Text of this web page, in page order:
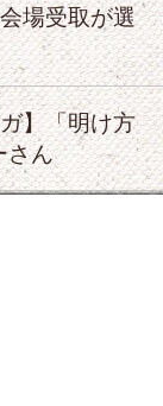
場受取が選
】「明け方
さん